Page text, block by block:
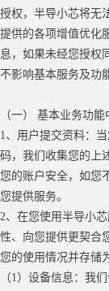
授权，半导小芯将无
提供的各项增值优化
息，如果未经您授权
不影响基本服务及功
（一）
基本业务功能
1、用户提交资料：
码，我们收集您的上
您的账户安全，如您
您提供服务。
2、在您使用半导小
性、向您提供更契合
您的使用情况并存储
（1）设备信息：我